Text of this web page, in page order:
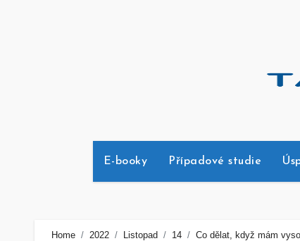
E-booky Případové studie
Home 2022 Listopad 14 Co dělat, když mám